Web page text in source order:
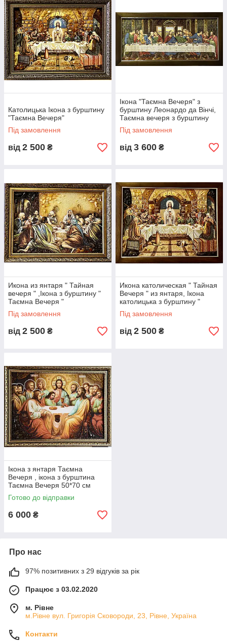
Католицька Ікона з бурштину
"Таємна Вечеря"
Під замовлення
від 2 500 ₴
Ікона "Таємна Вечеря" з
бурштину Леонардо да Вінчі,
Таємна вечеря з бурштину
Леонардо да Вінчі
Під замовлення
від 3 600 ₴
Икона из янтаря " Тайная
вечеря " ,Ікона з бурштину "
Таємна Вечеря "
Під замовлення
від 2 500 ₴
Икона католическая " Тайная
Вечеря " из янтаря, Ікона
католицька з бурштину "
Таємна Вечеря "
Під замовлення
від 2 500 ₴
Ікона з янтаря Таємна
Вечеря , ікона з бурштина
Таємна Вечеря 50*70 см
Готово до відправки
6 000 ₴
Про нас
97% позитивних з 29 відгуків за рік
Працює з 03.02.2020
м. Рівне
м.Рівне вул. Григорія Сковороди, 23, Рівне, Україна
Контакти